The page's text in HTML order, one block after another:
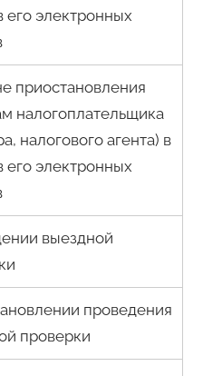
его электронных
приостановления
налогоплательщика
налогового агента) в
его электронных
выездной
проведения
проверки